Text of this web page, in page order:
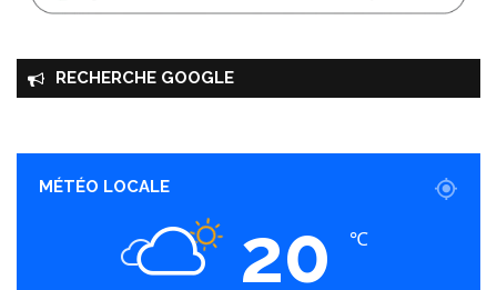
a
a
RECHERCHE GOOGLE
MÉTÉO LOCALE
20 ℃